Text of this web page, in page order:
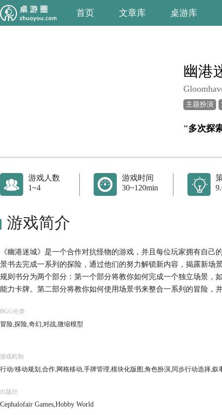
首页 文章库 桌游库
幽港
主题扮演
"多次探
游戏人数
1~4
游戏时间
30~120min
游戏简介
《幽港迷城》是一个合作对抗怪物的游戏，并且每位玩家拥有自己
景书去完成一系列的探险，通过他们的努力解锁新内容，揭露新场
规则书分为两个部分：第一个部分将教你如何完成一个独立场景，
能力卡牌。第二部分将教你如何使用场景书来整合一系列的冒险，
BGG分类
冒险,探险,奇幻,对战,微缩模型
游戏机制
行动/移动规划,合作,网格移动,手牌管理,模块化版图,角色扮演,同步行动选择,叙
出版社
Cephalofair Games,Hobby World